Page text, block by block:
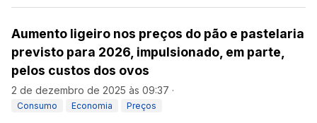
Aumento ligeiro nos preços do pão e pastelaria
previsto para 2026, impulsionado, em parte,
pelos custos dos ovos
2 de dezembro de 2025 às 09:37 ·
Consumo Economia Preços